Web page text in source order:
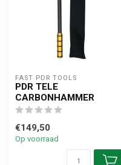
FAST PDR TOOLS
PDR TELE
CARBONHAMMER
€149,50
Op voorraad